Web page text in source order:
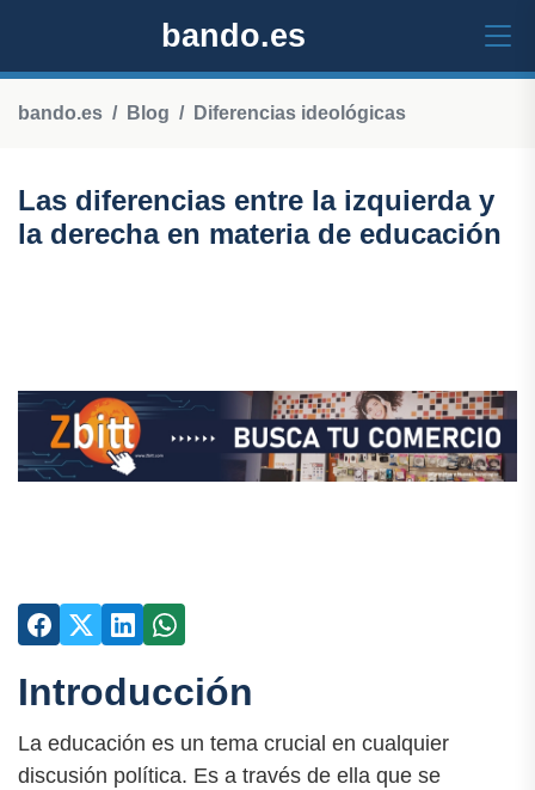
bando.es
bando.es Blog Diferencias ideológicas
Las diferencias entre la izquierda y
la derecha en materia de educación
Introducción
La educación es un tema crucial en cualquier
discusión política. Es a través de ella que se